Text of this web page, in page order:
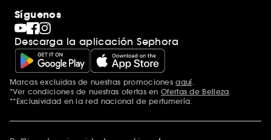
Síguenos
Descarga la aplicación Sephora
Marcas excluidas de nuestras promocionesaquí.
*Ver condiciones de nuestras ofertas en Ofertas de Belleza.
**Exclusividad en la red nacional de perfumería.